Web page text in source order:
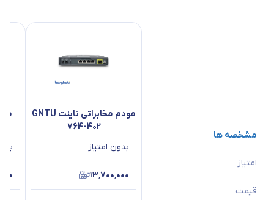
مشخصه ها
امتیاز
قیمت
مودم مخابراتی تاینت GNTU
764-402
بدون امتیاز
۱۳٬۷۰۰٬۰۰۰